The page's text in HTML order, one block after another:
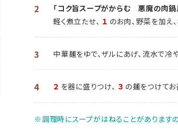
2
「コク旨スープがからむ 悪魔の肉鍋
軽く煮立たせ、 １ のお肉、野菜を加え
3 中華麺をゆで、ザルにあげ、流水で冷
4 ２ を器に盛りつけ、 ３ の麺をつけてお
※調理時にスープがはねることがあります